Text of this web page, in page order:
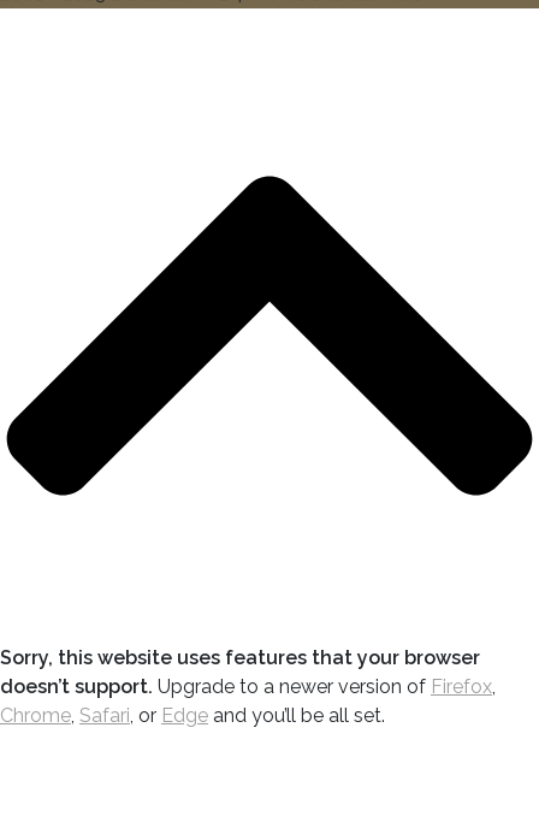
Sorry, this website uses features that your browser
doesn’t support. Upgrade to a newer version of Firefox,
Chrome, Safari, or Edge and you’ll be all set.